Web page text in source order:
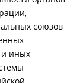
союзов
и иных